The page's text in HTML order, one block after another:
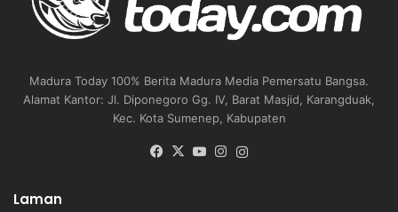
Madura Today 100% Berita Madura Media Pemersatu Bangsa.
Alamat Kantor: Jl. Diponegoro Gg. IV, Barat Masjid, Karangduak,
Kec. Kota Sumenep, Kabupaten
Facebook
X YouTubeInstagram
Laman